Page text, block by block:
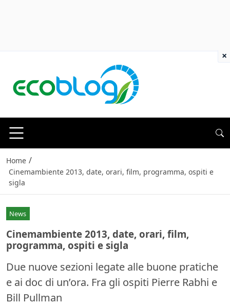
Home /
Cinemambiente 2013, date, orari, film, programma, ospiti e
sigla
News
Cinemambiente 2013, date, orari, film,
programma, ospiti e sigla
Due nuove sezioni legate alle buone pratiche
e ai doc di un’ora. Fra gli ospiti Pierre Rabhi e
Bill Pullman
×